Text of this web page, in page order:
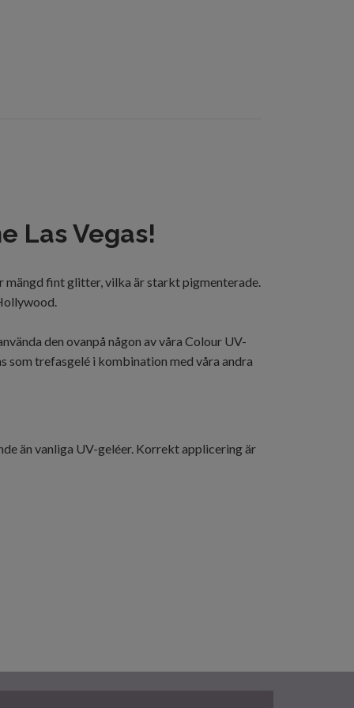
Las Vegas!
mängd fintglitter, vilka ärstarktpigmenterade
den ovanpå någon av våra Colour UV-
som trefasgelé i kombination med våra andra
än vanliga UV-geléer. Korrekt applicering är